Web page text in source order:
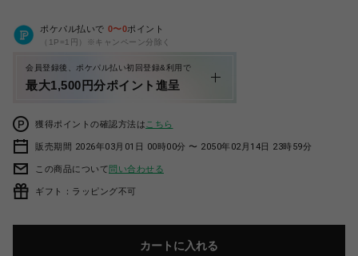
ポケパル払いで 0〜0ポイント
（1P=1円）※キャンペーン分除く
会員登録後、ポケパル払い初回登録&利用で
最大1,500円分ポイント進呈
獲得ポイントの確認方法は こちら
販売期間 2026年03月01日 00時00分 〜 2050年02月14日 23時59分
この商品について問い合わせる
ギフト：ラッピング不可
カートに入れる